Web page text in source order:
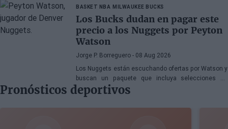
organización permanente y competitiva en la
Euroliga. En declaraciones a Besiktas Magazine,
aborda la transformación del departamento, la
renovación de Dusan Alimpijevic hasta 2028 y los
planes para competir en la élite europea.
BASKET NBA MILWAUKEE BUCKS
Los Bucks dudan en pagar este
precio a los Nuggets por Peyton
Watson
Jorge P. Borreguero - 08 Aug 2026
Los Nuggets están escuchando ofertas por Watson y
buscan un paquete que incluya selecciones de
primera ronda, jóvenes talentos o una combinación
de ambos
Pronósticos deportivos